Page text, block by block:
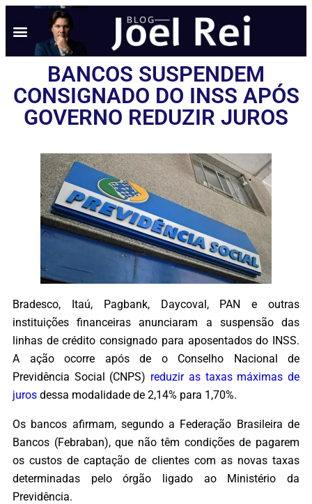
BANCOS SUSPENDEM
CONSIGNADO DO INSS APÓS
GOVERNO REDUZIR JUROS
Bradesco, Itaú, Pagbank, Daycoval, PAN e outras
instituições financeiras anunciaram a suspensão das
linhas de crédito consignado para aposentados do INSS.
A ação ocorre após de o Conselho Nacional de
Previdência Social (CNPS) reduzir as taxas máximas de
juros dessa modalidade de 2,14% para 1,70%.
Os bancos afirmam, segundo a Federação Brasileira de
Bancos (Febraban), que não têm condições de pagarem
os custos de captação de clientes com as novas taxas
determinadas pelo órgão ligado ao Ministério da
Previdência.